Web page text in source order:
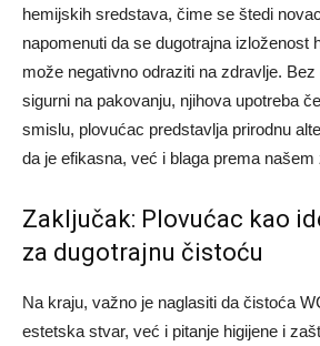
hemijskih sredstava, čime se štedi
napomenuti da se dugotrajna izloženost
može negativno odraziti na zdravlje.
sigurni na pakovanju, njihova upotreba
smislu, plovućac predstavlja prirodnu
da je efikasna, već i blaga prema našem
Zaključak: Plovućac kao
za dugotrajnu čistoću
Na kraju, važno je naglasiti da čistoća
estetska stvar, već i pitanje higijene i